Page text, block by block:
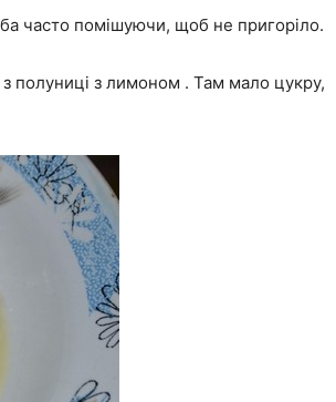
часто помішуючи, щоб не пригоріло.
полуниці з лимоном . Там мало цукру,